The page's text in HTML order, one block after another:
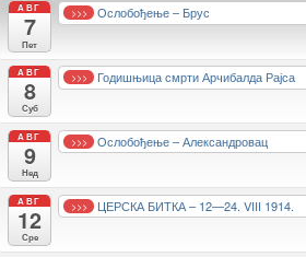
АВГ
7
Пет
>>> Ослобођење – Брус
АВГ
8
Суб
>>> Годишњица смрти Арчибалда Рајса
АВГ
9
Нед
>>> Ослобођење – Александровац
АВГ
12
Сре
>>> ЦЕРСКА БИТКА – 12—24. VIII 1914.